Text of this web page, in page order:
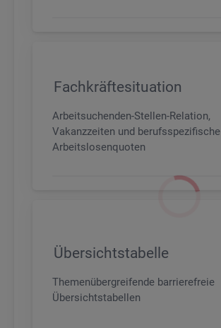
Fachkräftesituation
Arbeitsuchenden-Stellen-Relation,
Vakanzzeiten und berufsspezifische
Arbeitslosenquoten
Übersichtstabelle
Themenübergreifende barrierefreie
Übersichtstabellen